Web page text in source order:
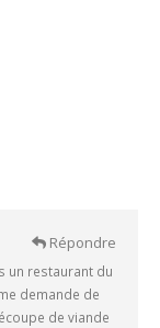
Répondre
un restaurant du
demande de
de viande